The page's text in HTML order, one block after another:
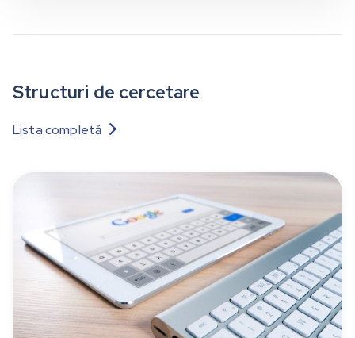
Structuri de cercetare
Lista completă 